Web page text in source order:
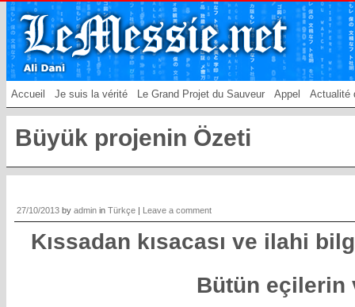
Accueil Je suis la vérité Le Grand Projet du Sauveur Appel Actualité
Büyük projenin Özeti
27/10/2013 by admin in Türkçe | Leave a comment
Kıssadan kısacası ve ilahi
Bütün eçilerin